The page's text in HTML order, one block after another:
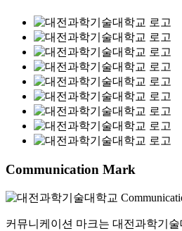
Communication Mark
커뮤니케이션 마크는 대전과학기